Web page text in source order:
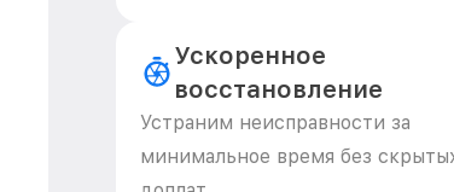
Ускоренное
восстановление
Устраним неисправности за
минимальное время без